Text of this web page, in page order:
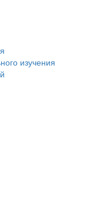
изучения